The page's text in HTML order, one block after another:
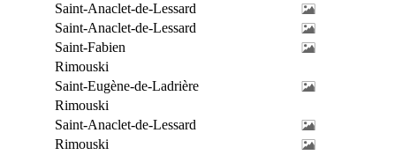
Saint-Anaclet-de-Lessard
Saint-Anaclet-de-Lessard
Saint-Fabien
Rimouski
Saint-Eugène-de-Ladrière
Rimouski
Saint-Anaclet-de-Lessard
Rimouski